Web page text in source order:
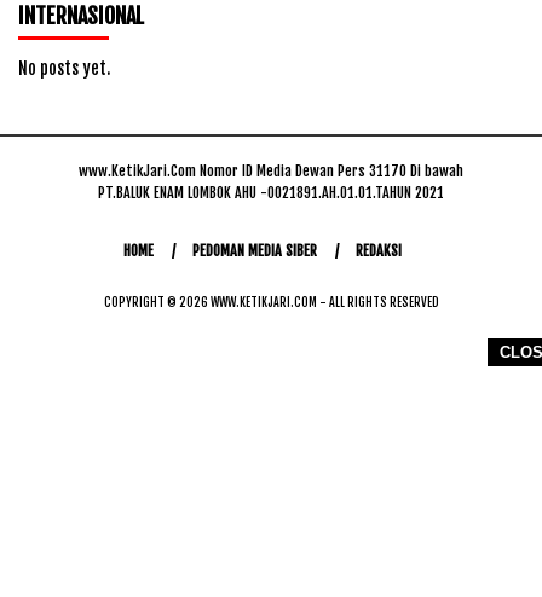
INTERNASIONAL
No posts yet.
www.KetikJari.Com Nomor ID Media Dewan Pers 31170 Di bawah
PT.BALUK ENAM LOMBOK AHU -0021891.AH.01.01.TAHUN 2021
HOME PEDOMAN MEDIA SIBER REDAKSI
COPYRIGHT © 2026 WWW.KETIKJARI.COM - ALL RIGHTS RESERVED